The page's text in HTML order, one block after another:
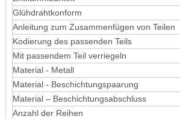
Glühdrahtkonform
Anleitung zum Zusammenfügen von Teilen
Kodierung des passenden Teils
Mit passendem Teil verriegeln
Material - Metall
Material - Beschichtungspaarung
Material – Beschichtungsabschluss
Anzahl der Reihen